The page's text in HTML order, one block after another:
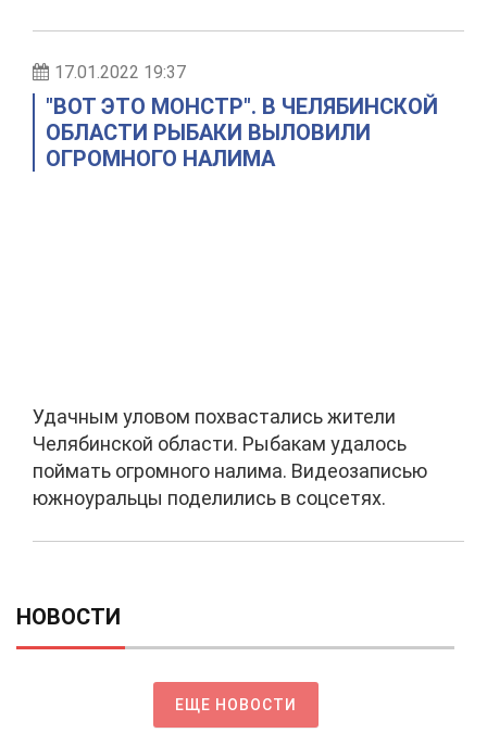
17.01.2022 19:37
"ВОТ ЭТО МОНСТР". В ЧЕЛЯБИНСКОЙ
ОБЛАСТИ РЫБАКИ ВЫЛОВИЛИ
ОГРОМНОГО НАЛИМА
Удачным уловом похвастались жители
Челябинской области. Рыбакам удалось
поймать огромного налима. Видеозаписью
южноуральцы поделились в соцсетях.
НОВОСТИ
ЕЩЕ НОВОСТИ